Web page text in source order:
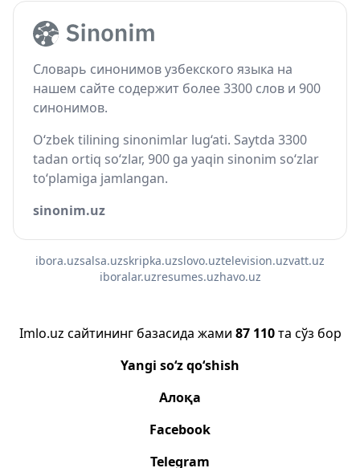
Словарь синонимов узбекского языка на
нашем сайте содержит более 3300 слов и 900
синонимов.
O‘zbek tilining sinonimlar lug‘ati. Saytda 3300
tadan ortiq so‘zlar, 900 ga yaqin sinonim so‘zlar
to‘plamiga jamlangan.
sinonim.uz
ibora.uzsalsa.uzskripka.uzslovo.uztelevision.uzvatt.uz
iboralar.uzresumes.uzhavo.uz
Imlo.uz сайтининг базасида жами 87 110та сўз бор
Yangi so‘z qo‘shish
Алоқа
Facebook
Telegram